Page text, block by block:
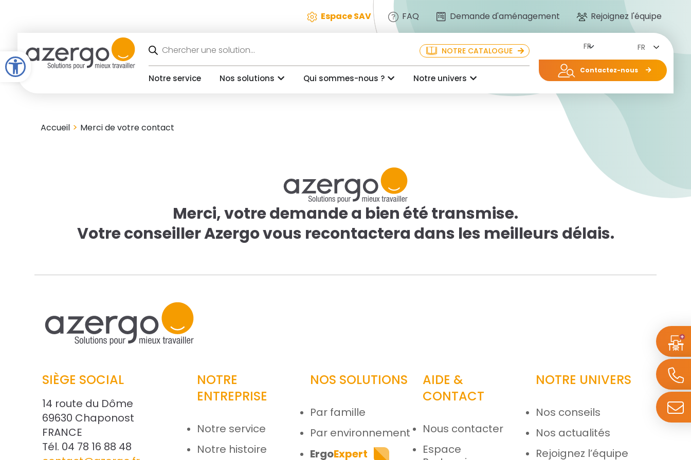
Open toolbar
Espace SAV FAQ Demande d'aménagement Rejoignez l'équipe
de
produits
NOTRE CATALOGUE
Notre service Nos solutions Qui sommes-nous ? Notre univers
FR
Contactez-nous
Accueil > Merci de votre contact
Merci, votre demande a bien été transmise.
Votre conseiller Azergo vous recontactera dans les meilleurs délais.
SIÈGE SOCIAL
14 route du Dôme
69630 Chaponost
FRANCE
Tél. 04 78 16 88 48
NOTRE
ENTREPRISE
Notre service
Notre histoire
NOS SOLUTIONS
Par famille
Par environnement
ErgoExpert
AIDE &
CONTACT
Nous contacter
Espace
NOTRE UNIVERS
Nos conseils
Nos actualités
Rejoignez l’équipe